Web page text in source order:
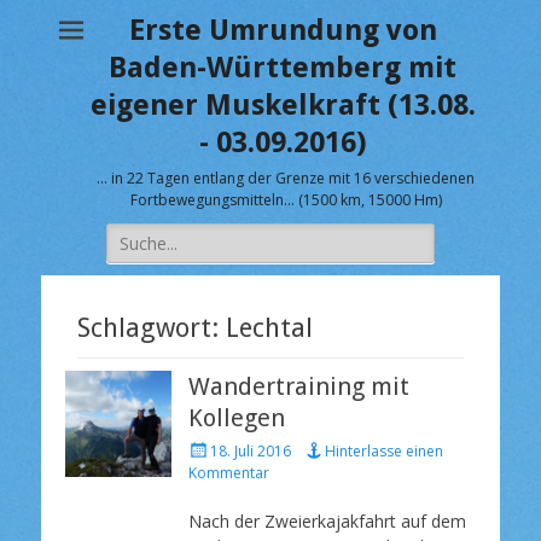
Erste Umrundung von
Baden-Württemberg mit
eigener Muskelkraft (13.08.
- 03.09.2016)
… in 22 Tagen entlang der Grenze mit 16 verschiedenen
Fortbewegungsmitteln… (1500 km, 15000 Hm)
Suche
nach:
Schlagwort: Lechtal
Wandertraining mit
Kollegen
V
e
ö
f
18. Juli 2016
Hinterlasse einen
Kommentar
Nach der Zweierkajakfahrt auf dem